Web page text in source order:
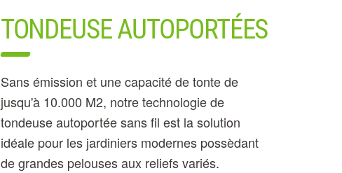
TONDEUSE AUTOPORTÉES
Sans émission et une capacité de tonte de
jusqu'à 10.000 M2, notre technologie de
tondeuse autoportée sans fil est la solution
idéale pour les jardiniers modernes possèdant
de grandes pelouses aux reliefs variés.